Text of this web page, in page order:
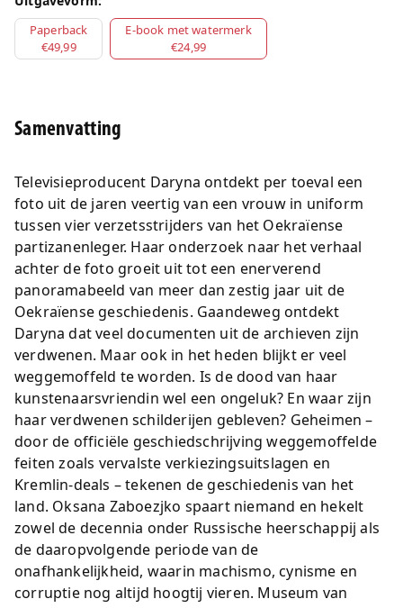
Paperback
€49,99
E-book met watermerk
€24,99
Samenvatting
Televisieproducent Daryna ontdekt per toeval een
foto uit de jaren veertig van een vrouw in uniform
tussen vier verzetsstrijders van het Oekraïense
partizanenleger. Haar onderzoek naar het verhaal
achter de foto groeit uit tot een enerverend
panoramabeeld van meer dan zestig jaar uit de
Oekraïense geschiedenis. Gaandeweg ontdekt
Daryna dat veel documenten uit de archieven zijn
verdwenen. Maar ook in het heden blijkt er veel
weggemoffeld te worden. Is de dood van haar
kunstenaarsvriendin wel een ongeluk? En waar zijn
haar verdwenen schilderijen gebleven? Geheimen –
door de officiële geschiedschrijving weggemoffelde
feiten zoals vervalste verkiezingsuitslagen en
Kremlin-deals – tekenen de geschiedenis van het
land. Oksana Zaboezjko spaart niemand en hekelt
zowel de decennia onder Russische heerschappij als
de daaropvolgende periode van de
onafhankelijkheid, waarin machismo, cynisme en
corruptie nog altijd hoogtij vieren. Museum van